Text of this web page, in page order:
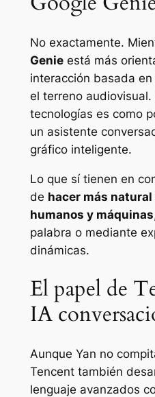
No exactamente.
Genieestá más
interacción basada
el terreno
tecnologías es como
un asistente
gráfico inteligente.
Lo que sí tienen en
de hacer más
humanos y máquinas
palabra o mediante
dinámicas.
El papel de
IA
Aunque Yan no
Tencent también
lenguaje avanzados